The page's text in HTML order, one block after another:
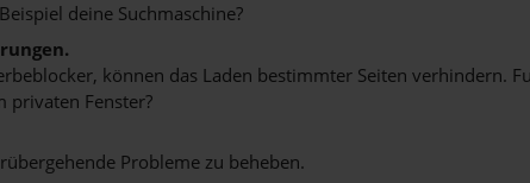
deine Suchmaschine?
können das Laden bestimmter Seiten verhindern.
privaten Fenster?
Probleme zu beheben.